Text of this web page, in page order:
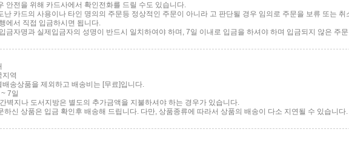
안전을 위해 카드사에서 확인전화를 드릴 수도 있습니다.
난 카드의 사용이나 타인 명의의 주문등 정상적인 주문이 아니라 고 판단될 경우 임의로 주문을 보류 또는
에서 직접 입금하시면 됩니다.
금자명과 실제입금자의 성명이 반드시 일치하여야 하며, 7일 이내로 입금을 하셔야 하며 입금되지 않은 주
지역
배송상품을 제외하고 배송비는 [무료]입니다.
7일
벽지나 도서지방은 별도의 추가금액을 지불하셔야 하는 경우가 있습니다.
하신 상품은 입금 확인후 배송해 드립니다. 다만, 상품종류에 따라서 상품의 배송이 다소 지연될 수 있습니다.